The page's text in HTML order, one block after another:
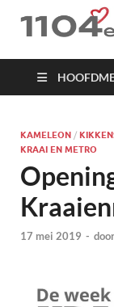
1104
KAMELEON /
KRAAI EN METRO
17 mei 2019 - door